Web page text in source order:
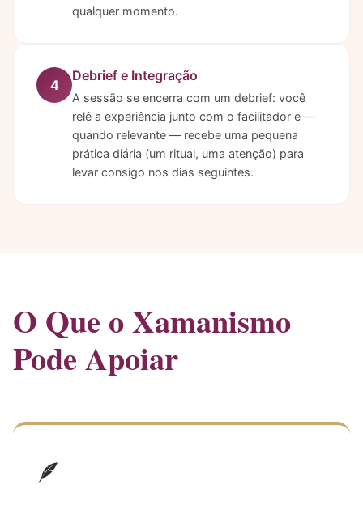
qualquer momento.
4
Debrief e Integração
A sessão se encerra com um debrief: você
relê a experiência junto com o facilitador e —
quando relevante — recebe uma pequena
prática diária (um ritual, uma atenção) para
levar consigo nos dias seguintes.
O Que o Xamanismo
Pode Apoiar
🪶